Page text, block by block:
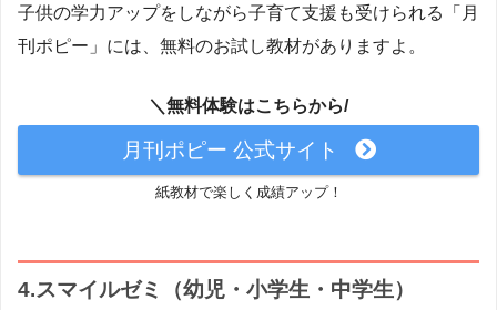
子供の学力アップをしながら子育て支援も受けられる「月
刊ポピー」には、無料のお試し教材がありますよ。
＼無料体験はこちらから/
月刊ポピー 公式サイト
紙教材で楽しく成績アップ！
4.スマイルゼミ（幼児・小学生・中学生）